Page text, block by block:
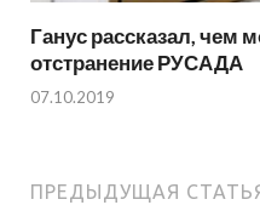
Ганус рассказал, чем
отстранение РУСАДА
07.10.2019
ПРЕДЫДУЩАЯ